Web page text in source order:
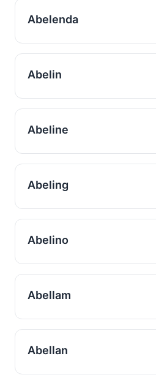
Abelenda
Abelin
Abeline
Abeling
Abelino
Abellam
Abellan